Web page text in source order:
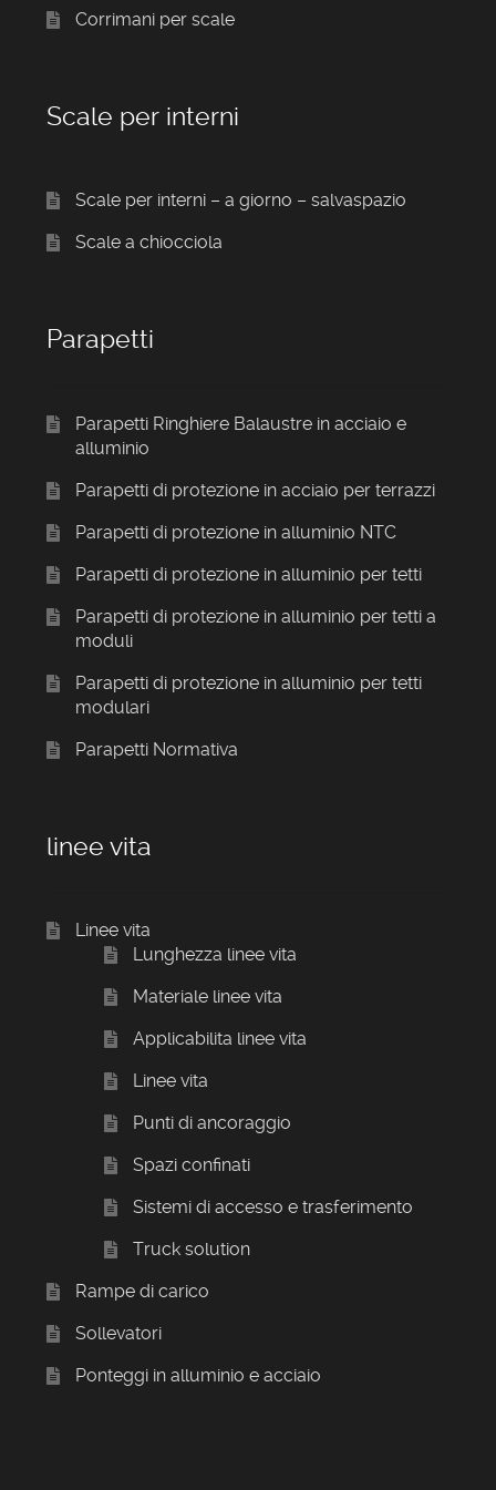
Corrimani per scale
Scale per interni
Scale per interni – a giorno – salvaspazio
Scale a chiocciola
Parapetti
Parapetti Ringhiere Balaustre in acciaio e
alluminio
Parapetti di protezione in acciaio per terrazzi
Parapetti di protezione in alluminio NTC
Parapetti di protezione in alluminio per tetti
Parapetti di protezione in alluminio per tetti a
moduli
Parapetti di protezione in alluminio per tetti
modulari
Parapetti Normativa
linee vita
Linee vita
Lunghezza linee vita
Materiale linee vita
Applicabilita linee vita
Linee vita
Punti di ancoraggio
Spazi confinati
Sistemi di accesso e trasferimento
Truck solution
Rampe di carico
Sollevatori
Ponteggi in alluminio e acciaio